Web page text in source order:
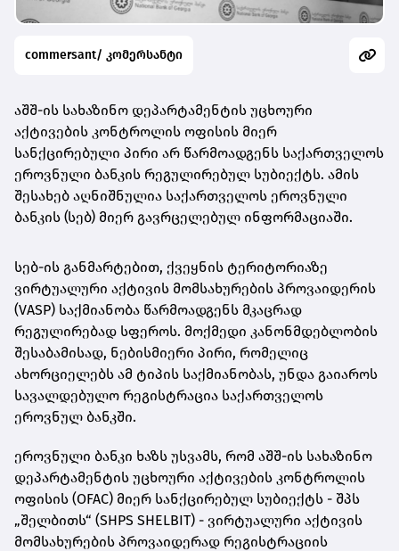
commersant/ კომერსანტი
აშშ-ის სახაზინო დეპარტამენტის უცხოური
აქტივების კონტროლის ოფისის მიერ
სანქცირებული პირი არ წარმოადგენს საქართველოს
ეროვნული ბანკის რეგულირებულ სუბიექტს. ამის
შესახებ აღნიშნულია საქართველოს ეროვნული
ბანკის (სებ) მიერ გავრცელებულ ინფორმაციაში.
სებ-ის განმარტებით, ქვეყნის ტერიტორიაზე
ვირტუალური აქტივის მომსახურების პროვაიდერის
(VASP) საქმიანობა წარმოადგენს მკაცრად
რეგულირებად სფეროს. მოქმედი კანონმდებლობის
შესაბამისად, ნებისმიერი პირი, რომელიც
ახორციელებს ამ ტიპის საქმიანობას, უნდა გაიაროს
სავალდებულო რეგისტრაცია საქართველოს
ეროვნულ ბანკში.
ეროვნული ბანკი ხაზს უსვამს, რომ აშშ-ის სახაზინო
დეპარტამენტის უცხოური აქტივების კონტროლის
ოფისის (OFAC) მიერ სანქცირებულ სუბიექტს - შპს
„შელბითს“ (SHPS SHELBIT) - ვირტუალური აქტივის
მომსახურების პროვაიდერად რეგისტრაციის